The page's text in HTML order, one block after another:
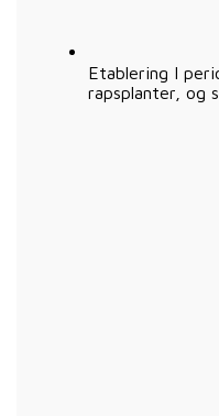
Etablering I
rapsplanter, og